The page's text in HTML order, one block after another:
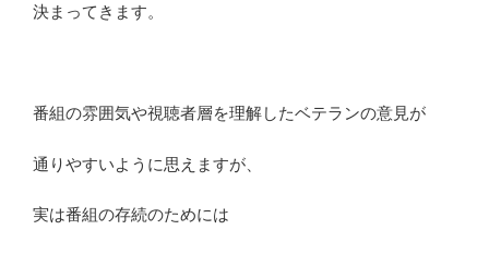
決まってきます。
番組の雰囲気や視聴者層を理解したベテランの意見が
通りやすいように思えますが、
実は番組の存続のためには